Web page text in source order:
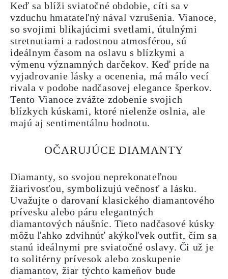
Keď sa blíži sviatočné obdobie, cíti sa v
vzduchu hmatateľný nával vzrušenia. Vianoce,
so svojimi blikajúcimi svetlami, útulnými
stretnutiami a radostnou atmosférou, sú
ideálnym časom na oslavu s blízkymi a
výmenu významných darčekov. Keď príde na
vyjadrovanie lásky a ocenenia, má málo vecí
rivala v podobe nadčasovej elegance šperkov.
Tento Vianoce zvážte zdobenie svojich
blízkych kúskami, ktoré nielenže oslnia, ale
majú aj sentimentálnu hodnotu.
OČARUJÚCE DIAMANTY
Diamanty, so svojou neprekonateľnou
žiarivosťou, symbolizujú večnosť a lásku.
Uvažujte o darovaní klasického diamantového
prívesku alebo páru elegantných
diamantových náušníc. Tieto nadčasové kúsky
môžu ľahko zdvihnúť akýkoľvek outfit, čím sa
stanú ideálnymi pre sviatočné oslavy. Či už je
to solitérny prívesok alebo zoskupenie
diamantov, žiar týchto kameňov bude